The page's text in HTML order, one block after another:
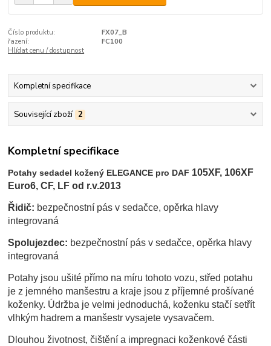
Číslo produktu:
FX07_B
řazení:
FC100
Hlídat cenu / dostupnost
Kompletní specifikace
Související zboží 2
Kompletní specifikace
Potahy sedadel kožený ELEGANCE pro DAF 105XF, 106XF
Euro6, CF, LF od r.v.2013
Řidič: bezpečnostní pás v sedačce, opěrka hlavy
integrovaná
Spolujezdec: bezpečnostní pás v sedačce, opěrka hlavy
integrovaná
Potahy jsou ušité přímo na míru tohoto vozu, střed potahu
je z jemného manšestru a kraje jsou z příjemné prošívané
koženky. Údržba je velmi jednoduchá, koženku stačí setřít
vlhkým hadrem a manšestr vysajete vysavačem.
Dlouhou životnost, čištění a impregnaci koženkové části